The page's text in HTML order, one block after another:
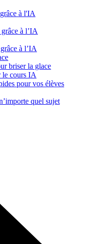
à l'IA
à l’IA
à l’IA
briser la glace
le cours IA
pour vos élèves
quel sujet